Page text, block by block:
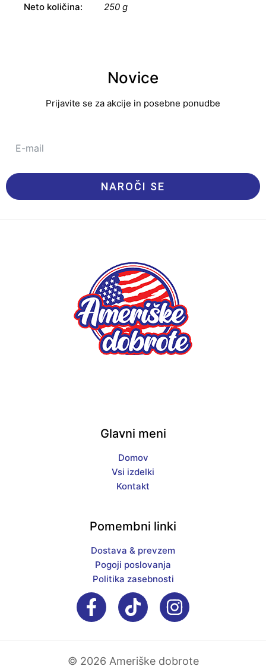
Neto količina: 250 g
Novice
Prijavite se za akcije in posebne ponudbe
NAROČI SE
Glavni meni
Domov
Vsi izdelki
Kontakt
Pomembni linki
Dostava & prevzem
Pogoji poslovanja
Politika zasebnosti
© 2026 Ameriške dobrote